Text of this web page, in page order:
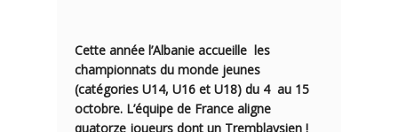
Cette année l’Albanie accueille les
championnats du monde jeunes
(catégories U14, U16 et U18) du 4 au 15
octobre. L’équipe de France aligne
quatorze joueurs dont un Tremblaysien !